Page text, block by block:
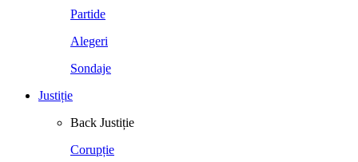
Partide
Alegeri
Sondaje
Justiție
Back Justiție
Corupție